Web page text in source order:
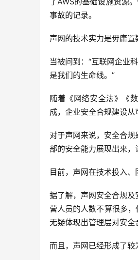
事故的记录。
声网的技术实力是毋庸置
当被问到：“互联网企业
是我们的生命线。”
随着《网络安全法》《
成，企业安全合规建设从
对于声网来说，安全合
部的安全能力展现出来
目前，声网在技术投入、
据了解，声网安全合规
营人员的人数不算很多
无疑体现出管理层对安全
而且，声网已经形成了较